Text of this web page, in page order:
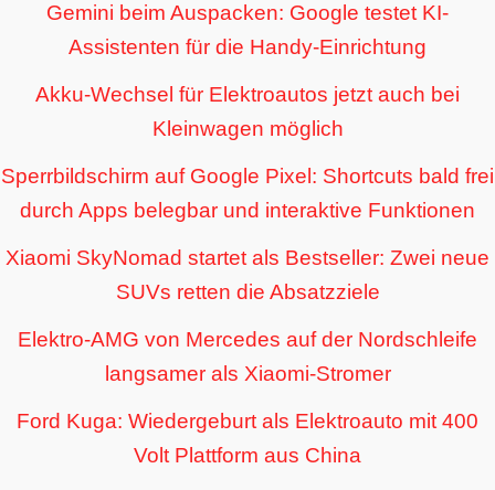
Gemini beim Auspacken: Google testet KI-
Assistenten für die Handy-Einrichtung
Akku-Wechsel für Elektroautos jetzt auch bei
Kleinwagen möglich
Sperrbildschirm auf Google Pixel: Shortcuts bald frei
durch Apps belegbar und interaktive Funktionen
Xiaomi SkyNomad startet als Bestseller: Zwei neue
SUVs retten die Absatzziele
Elektro-AMG von Mercedes auf der Nordschleife
langsamer als Xiaomi-Stromer
Ford Kuga: Wiedergeburt als Elektroauto mit 400
Volt Plattform aus China